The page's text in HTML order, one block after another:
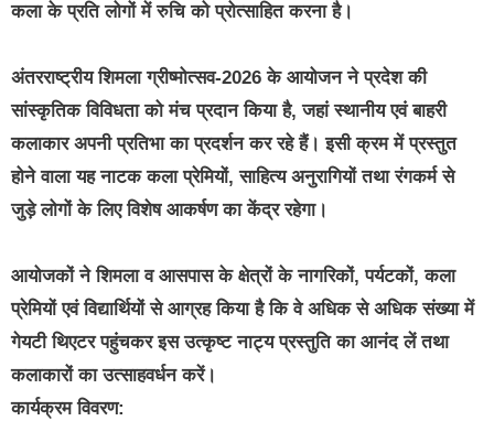
कला के प्रति लोगों में रुचि को प्रोत्साहित करना है।
अंतरराष्ट्रीय शिमला ग्रीष्मोत्सव-2026 के आयोजन ने प्रदेश की
सांस्कृतिक विविधता को मंच प्रदान किया है, जहां स्थानीय एवं बाहरी
कलाकार अपनी प्रतिभा का प्रदर्शन कर रहे हैं। इसी क्रम में प्रस्तुत
होने वाला यह नाटक कला प्रेमियों, साहित्य अनुरागियों तथा रंगकर्म से
जुड़े लोगों के लिए विशेष आकर्षण का केंद्र रहेगा।
आयोजकों ने शिमला व आसपास के क्षेत्रों के नागरिकों, पर्यटकों, कला
प्रेमियों एवं विद्यार्थियों से आग्रह किया है कि वे अधिक से अधिक संख्या में
गेयटी थिएटर पहुंचकर इस उत्कृष्ट नाट्य प्रस्तुति का आनंद लें तथा
कलाकारों का उत्साहवर्धन करें।
कार्यक्रम विवरण: